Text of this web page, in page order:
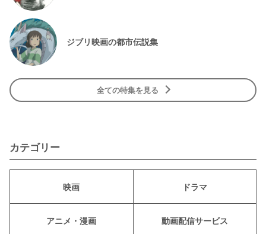
ジブリ映画の都市伝説集
全ての特集を見る
カテゴリー
映画 ドラマ
アニメ・漫画 動画配信サービス